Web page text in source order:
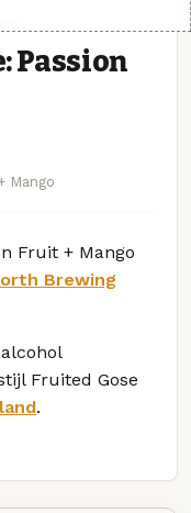
Passion
Mango
Fruit + Mango
Brewing
Fruited Gose
.